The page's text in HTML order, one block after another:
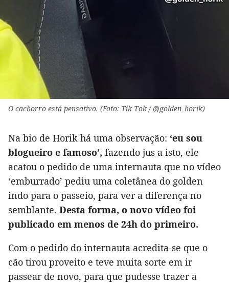
O cachorro está pensativo. (Foto: Tik Tok / @golden_horik)
Na bio de Horik há uma observação: ‘eu sou
blogueiro e famoso’, fazendo jus a isto, ele
acatou o pedido de uma internauta que no vídeo
‘emburrado’ pediu uma coletânea do golden
indo para o passeio, para ver a diferença no
semblante. Desta forma, o novo vídeo foi
publicado em menos de 24h do primeiro.
Com o pedido do internauta acredita-se que o
cão tirou proveito e teve muita sorte em ir
passear de novo, para que pudesse trazer a